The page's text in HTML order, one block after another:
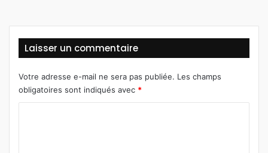
Laisser un commentaire
Votre adresse e-mail ne sera pas publiée. Les champs
obligatoires sont indiqués avec *